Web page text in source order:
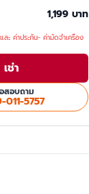
1,199 บาท
ะ ค่าประกัน- ค่ามัดจำเครื่อง
เช่า
สอบถาม
011-5757